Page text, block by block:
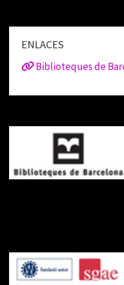
ENLACES
Biblioteques de